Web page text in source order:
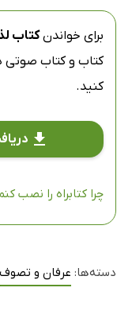
برای خواندنکتاب
کتاب و کتاب صوتی
کنید.
چرا کتابراه را نصب
دسته‌ها: عرفان و تصوف